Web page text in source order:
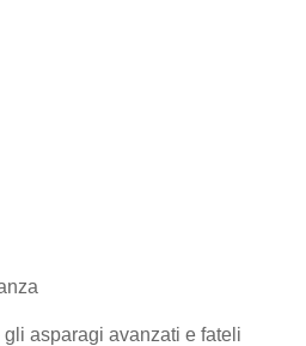
gli asparagi avanzati e fateli